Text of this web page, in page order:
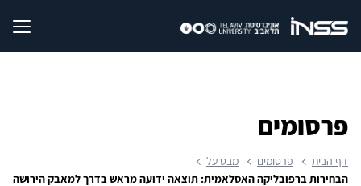
פרסומים
דף הבית פרסומים
מבט על
הבחירות ברפובליקה האסלאמית: תוצאה ידועה מראש בדרך למאבק הירושה